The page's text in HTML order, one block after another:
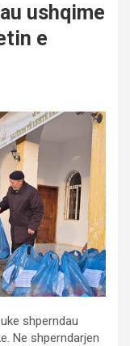
ushqime
e
shperndau
Ne shperndarjen